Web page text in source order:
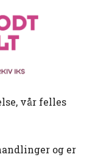
vår felles
og er